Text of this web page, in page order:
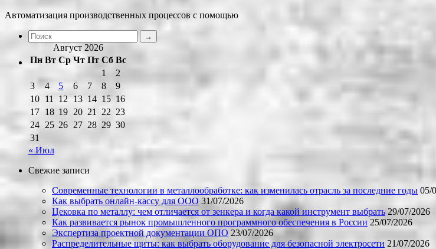
Автоматизация производственных процессов с помощью
Август 2026
Пн Вт Ср Чт Пт Сб Вс
1
2
3
4 5 6 7 8
9
10 11 12 13 14 15 16
17 18 19 20 21 22 23
24 25 26 27 28 29 30
31
« Июл
Свежие записи
Современные технологии в металлообработке: как изменилась отрасль за последние годы 05/
Как выбрать онлайн-кассу для ООО 31/07/2026
Цековка по металлу: чем отличается от зенкера и когда какой инструмент выбрать 29/07/2026
Как развивается рынок промышленного программного обеспечения в России 25/07/2026
Экспертиза проектной документации ОПО 23/07/2026
Распределительные щиты: как выбрать оборудование для безопасной электросети 21/07/2026